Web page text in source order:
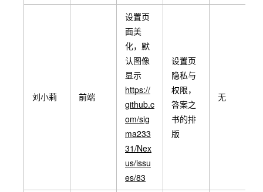
刘小莉 前端
设置页
面美
化，默
认图像
显示
https://
github.c
om/sig
ma233
31/Nex
us/issu
es/83
设置页
隐私与
权限，
答案之
书的排
版
无